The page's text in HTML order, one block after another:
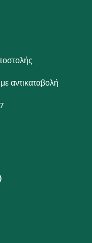
αντικαταβολή